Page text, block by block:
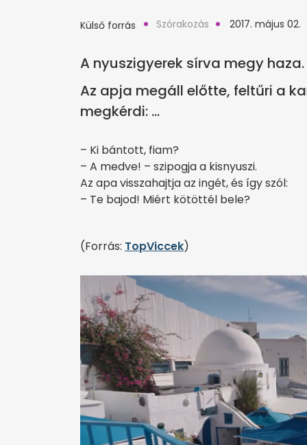
Külső forrás Szórakozás 2017. május 02.
A nyuszigyerek sírva megy haza.
Az apja megáll előtte, feltűri a
megkérdi: ...
– Ki bántott, fiam?
– A medve! – szipogja a kisnyuszi.
Az apa visszahajtja az ingét, és így szól:
– Te bajod! Miért kötöttél bele?
(Forrás: TopViccek)